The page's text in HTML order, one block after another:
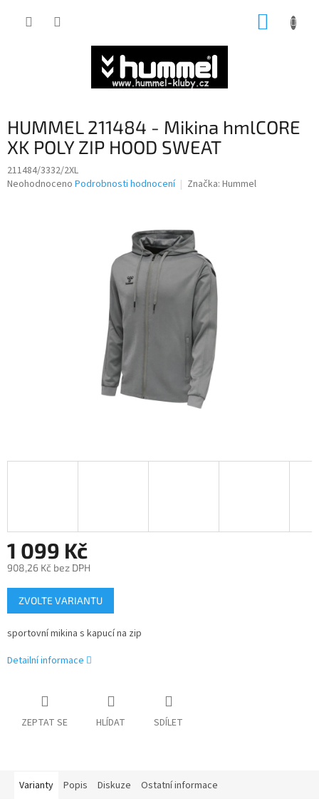
HUMMEL 211484 - Mikina hmlCORE
XK POLY ZIP HOOD SWEAT
211484/3332/2XL
Průměrné
Neohodnoceno Podrobnosti hodnocení Značka: Hummel
1 099 Kč
908,26 Kč bez DPH
Měrná
cena:
ZVOLTE VARIANTU
sportovní mikina s kapucí na zip
Detailní informace
ZEPTAT SE HLÍDAT SDÍLET
Varianty Popis Diskuze Ostatní informace